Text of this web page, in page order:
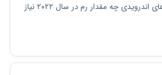
گوشی‌های اندرویدی چه مقدار رم در سال ۲۰۲۲ نیاز